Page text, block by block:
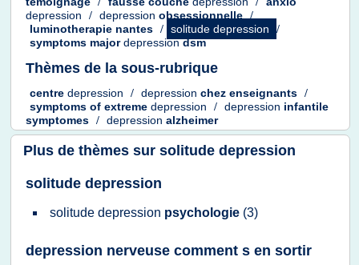
depression
/ depression obsessionnelle /
luminotherapie nantes / solitude depression
/
symptoms majordepressiondsm
Thèmes de la sous-rubrique
centre depression / depression chez enseignants /
symptoms of extreme depression / depression infantile
symptomes / depression alzheimer
Plus de thèmes sur solitude depression
solitude depression
solitude depression psychologie (3)
depression nerveuse comment s en sortir